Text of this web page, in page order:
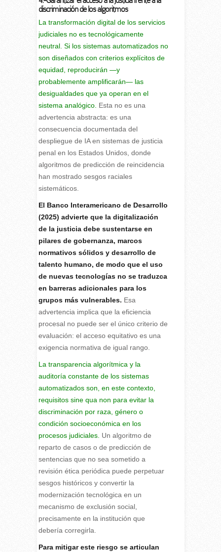
discriminación de los algoritmos
La transformación digital de los servicios
judiciales no es tecnológicamente
neutral. Si los sistemas automatizados no
son diseñados con criterios explícitos de
equidad, reproducirán —y
probablemente amplificarán— las
desigualdades que ya operan en el
sistema analógico. Esta no es una
advertencia abstracta: es una
consecuencia documentada del
despliegue de IA en sistemas de justicia
penal en los Estados Unidos, donde
algoritmos de predicción de reincidencia
han mostrado sesgos raciales
sistemáticos.
El Banco Interamericano de Desarrollo
(2025) advierte que la digitalización
de la justicia debe sustentarse en
pilares de gobernanza, marcos
normativos sólidos y desarrollo de
talento humano, de modo que el uso
de nuevas tecnologías no se traduzca
en barreras adicionales para los
grupos más vulnerables. Esa
advertencia implica que la eficiencia
procesal no puede ser el único criterio de
evaluación: el acceso equitativo es una
exigencia normativa de igual rango.
La transparencia algorítmica y la
auditoría constante de los sistemas
automatizados son, en este contexto,
requisitos sine qua non para evitar la
discriminación por raza, género o
condición socioeconómica en los
procesos judiciales. Un algoritmo de
reparto de casos o de predicción de
sentencias que no sea sometido a
revisión ética periódica puede perpetuar
sesgos históricos y convertir la
modernización tecnológica en un
mecanismo de exclusión social,
precisamente en la institución que
debería corregirla.
Para mitigar este riesgo se articulan